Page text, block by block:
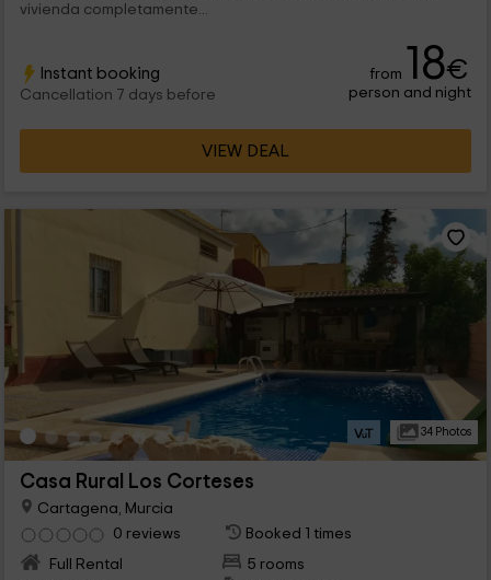
vivienda completamente...
Instant booking
Cancellation 7 days before
from 18€
person and night
VIEW DEAL
34 Photos
Casa Rural Los Corteses
Cartagena, Murcia
0 reviews
Booked 1 times
Full Rental
5 rooms